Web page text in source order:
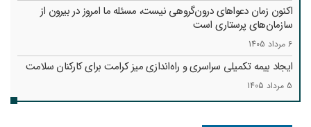
اکنون زمان دعواهای درون‌گروهی نیست، مسئله ما امروز در بیرون از
سازمان‌های پرستاری است
6 مرداد 1405
ایجاد بیمه تکمیلی سراسری و راه‌اندازی میز کرامت برای کارکنان سلامت
5 مرداد 1405